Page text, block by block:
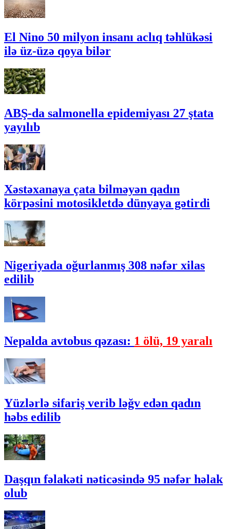
El Nino 50 milyon insanı aclıq təhlükəsi
ilə üz-üzə qoya bilər
ABŞ-da salmonella epidemiyası 27 ştata
yayılıb
Xəstəxanaya çata bilməyən qadın
körpəsini motosikletdə dünyaya gətirdi
Nigeriyada oğurlanmış 308 nəfər xilas
edilib
Nepalda avtobus qəzası: 1 ölü, 19 yaralı
Yüzlərlə sifariş verib ləğv edən qadın
həbs edilib
Daşqın fəlakəti nəticəsində 95 nəfər həlak
olub